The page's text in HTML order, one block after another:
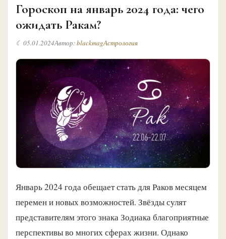
Гороскоп на январь 2024 года: чего
ожидать Ракам?
☾ 05.01.2024Автор:blackmagАстрология
Январь 2024 года обещает стать для Раков месяцем
перемен и новых возможностей. Звёзды сулят
представителям этого знака Зодиака благоприятные
перспективы во многих сферах жизни. Однако